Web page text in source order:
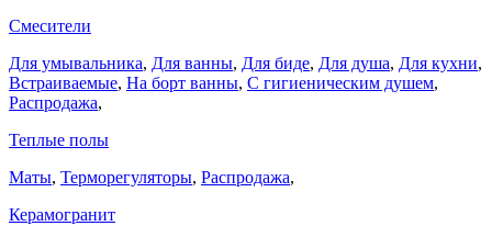
Смесители
Для умывальника, Для ванны, Для биде, Для душа, Для кухни,
Встраиваемые, На борт ванны, C гигиеническим душем,
Распродажа,
Теплые полы
Маты, Терморегуляторы, Распродажа,
Керамогранит